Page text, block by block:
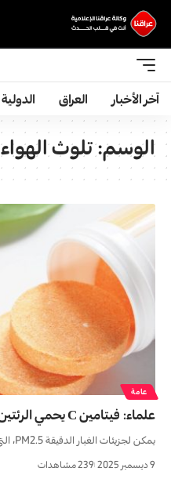
آخر الأخبار العراق الدولية
الوسم:تلوث الهواء
عامة
علماء: فيتامين С يحمي الرئتين من تلوث الهواء
يمكن لجزيئات الغبار الدقيقة PM2.5، التي يقل حجمها عن 2.5 ميكرومتر، اختراق…
9 ديسمبر 2025 239 مشاهدات